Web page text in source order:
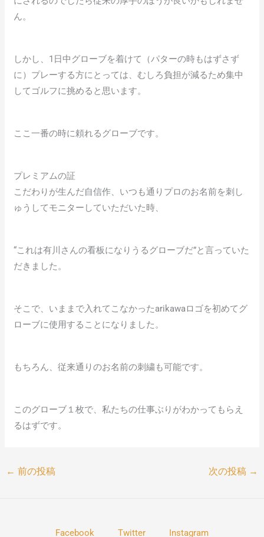
ん。
しかし、1日中グローブを着けて（パターの時もはずさず
に）プレーする方にとっては、むしろ負担が減るため集中
してゴルフに挑めると思います。
ここ一番の時に頼れるグローブです。
プレミアムの証
こだわりが生んだ自信作、いつも通りプロのお名前を刺し
ゅうしてモニターしていただいた時、
“これは有川さんの看板になりうるグローブだ”と言っていた
だきました。
そこで、いままで入れてこなかったarikawaロゴを初めてグ
ローブに使用することになりました。
もちろん、従来通りのお名前の刺繍も可能です。
このグローブ１枚で、私たちの仕事ぶりがわかってもらえ
るはずです。
← 前の投稿 次の投稿 →
Facebook Twitter Instagram